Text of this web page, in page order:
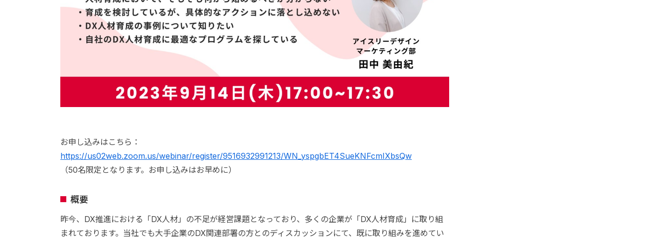
お申し込みはこちら：
https://us02web.zoom.us/webinar/register/9516932991213/WN_yspgbET4SueKNFcmIXbsQw
（50名限定となります。お申し込みはお早めに）
概要
昨今、DX推進における「DX人材」の不足が経営課題となっており、多くの企業が「DX人材育成」に取り組
まれております。当社でも大手企業のDX関連部署の方とのディスカッションにて、既に取り組みを進めてい